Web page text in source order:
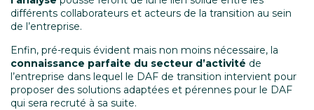
différents collaborateurs et acteurs de la transition au sein
de l’entreprise.
Enfin, pré-requis évident mais non moins nécessaire, la
connaissance parfaite du secteur d’activité de
l’entreprise dans lequel le DAF de transition intervient pour
proposer des solutions adaptées et pérennes pour le DAF
qui sera recruté à sa suite.